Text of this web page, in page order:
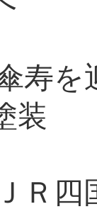
寿
装
Ｒ